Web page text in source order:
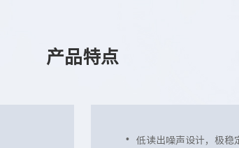
产品特点
低读出噪声设计，极稳